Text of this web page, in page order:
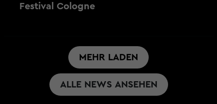
Festival Cologne
MEHR LADEN
ALLE NEWS ANSEHEN